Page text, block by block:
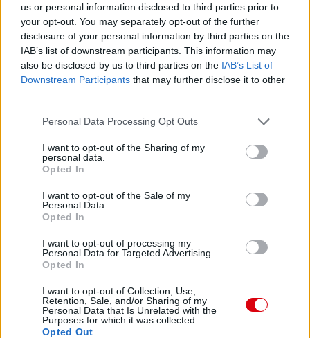
us or personal information disclosed to third parties prior to
your opt-out. You may separately opt-out of the further
disclosure of your personal information by third parties on the
IAB’s list of downstream participants. This information may
also be disclosed by us to third parties on the IAB’s List of
Downstream Participants that may further disclose it to other
Please note that this website/app uses one or more Google
not limited to your visit or usage behaviour. You may click to
grant or deny consent to Google and its third-party tags to
use your data for below specified purposes in below Google
consent section.
Personal Data Processing Opt Outs
I want to opt-out of the Sharing of my
personal data.
Opted In
I want to opt-out of the Sale of my
Personal Data.
Opted In
I want to opt-out of processing my
Personal Data for Targeted Advertising.
Opted In
I want to opt-out of Collection, Use,
Retention, Sale, and/or Sharing of my
Personal Data that Is Unrelated with the
Purposes for which it was collected.
Opted Out
Meccs Center